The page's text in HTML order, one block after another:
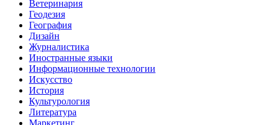
Ветеринария
Геодезия
География
Дизайн
Журналистика
Иностранные языки
Информационные технологии
Искусство
История
Культурология
Литература
Маркетинг